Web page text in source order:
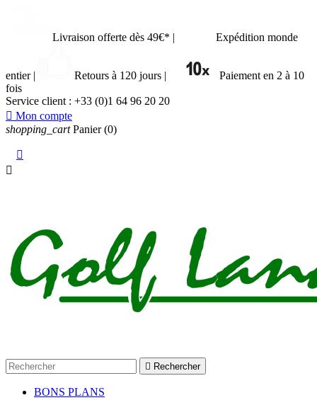
Livraison offerte dès 49€* | Expédition monde
entier | Retours à 120 jours |
Paiement en 2 à 10
fois
Service client : +33 (0)1 64 96 20 20
 Mon compte
shopping_cart Panier (0)


 Rechercher
BONS PLANS